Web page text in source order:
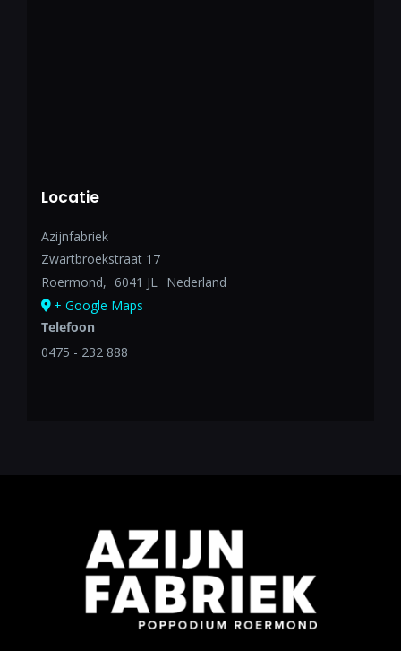
Locatie
Azijnfabriek
Zwartbroekstraat 17
Roermond, 6041 JL Nederland
+ Google Maps
Telefoon
0475 - 232 888